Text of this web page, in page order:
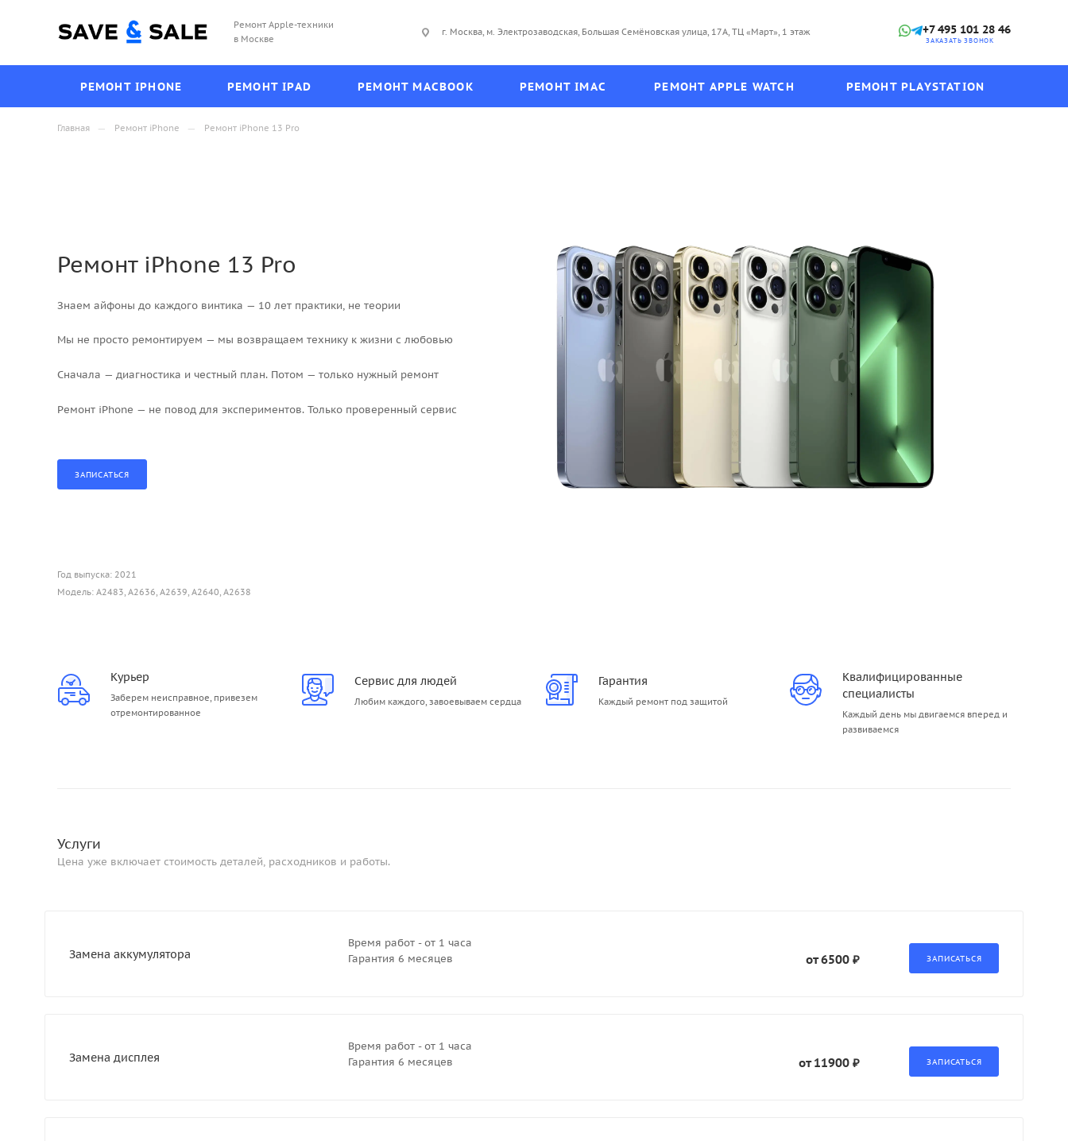
Ремонт Apple-техники
в Москве
г. Москва, м. Электрозаводская, Большая Семёновская улица, 17А, ТЦ «Март», 1 этаж +7 495 101 28 46
ЗАКАЗАТЬ ЗВОНОК
РЕМОНТ IPHONE РЕМОНТ IPAD РЕМОНТ MACBOOK РЕМОНТ IMAC РЕМОНТ APPLE WATCH РЕМОНТ PLAYSTATION
Главная — Ремонт iPhone — Ремонт iPhone 13 Pro
Ремонт iPhone 13 Pro
Знаем айфоны до каждого винтика — 10 лет практики, не теории
Мы не просто ремонтируем — мы возвращаем технику к жизни с любовью
Сначала — диагностика и честный план. Потом — только нужный ремонт
Ремонт iPhone — не повод для экспериментов. Только проверенный сервис
Год выпуска: 2021
Модель: A2483, A2636, A2639, A2640, A2638
Курьер
Заберем неисправное, привезем
отремонтированное
Сервис для людей
Любим каждого, завоевываем сердца
Гарантия
Каждый ремонт под защитой
Квалифицированные
специалисты
Каждый день мы двигаемся вперед и
развиваемся
Услуги
Цена уже включает стоимость деталей, расходников и работы.
Замена аккумулятора
Время работ - от 1 часа
Гарантия 6 месяцев
от 6500 ₽
Замена дисплея
Время работ - от 1 часа
Гарантия 6 месяцев
от 11900 ₽